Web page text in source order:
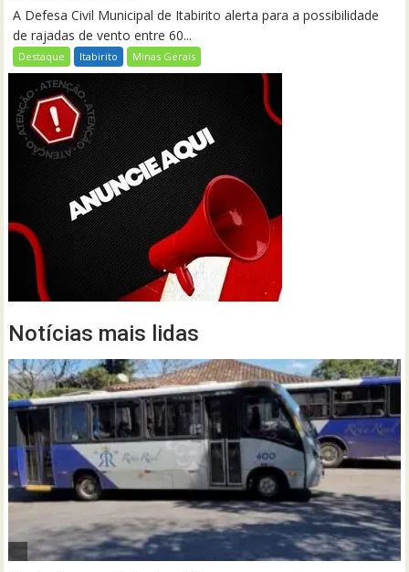
A Defesa Civil Municipal de Itabirito alerta para a possibilidade
de rajadas de vento entre 60...
Destaque Itabirito Minas Gerais
Notícias mais lidas